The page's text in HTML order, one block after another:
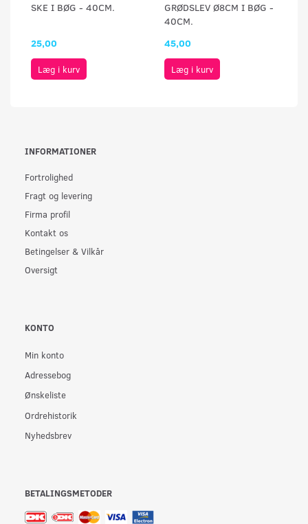
SKE I BØG - 40CM.
25,00
Læg i kurv
GRØDSLEV Ø8CM I BØG -
40CM.
45,00
Læg i kurv
INFORMATIONER
Fortrolighed
Fragt og levering
Firma profil
Kontakt os
Betingelser & Vilkår
Oversigt
KONTO
Min konto
Adressebog
Ønskeliste
Ordrehistorik
Nyhedsbrev
BETALINGSMETODER